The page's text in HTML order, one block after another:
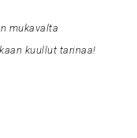
mukavalta
kuullut tarinaa!